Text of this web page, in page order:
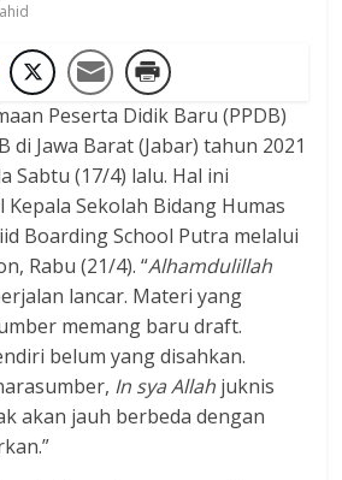
Peserta Didik Baru (PPDB)
di Jawa Barat (Jabar) tahun 2021
Sabtu (17/4) lalu. Hal ini
Kepala Sekolah Bidang Humas
Boarding School Putra melalui
Rabu (21/4). “Alhamdulillah
lancar. Materi yang
memang baru draft.
belum yang disahkan.
In sya Allah juknis
akan jauh berbeda dengan